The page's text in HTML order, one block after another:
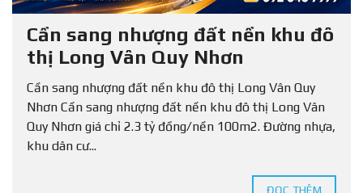
Cần sang nhượng đất nền khu đô
thị Long Vân Quy Nhơn
Cần sang nhượng đất nền khu đô thị Long Vân Quy
Nhơn Cần sang nhượng đất nền khu đô thị Long Vân
Quy Nhơn giá chỉ 2.3 tỷ đồng/nền 100m2. Đường nhựa,
khu dân cư...
ĐỌC THÊM